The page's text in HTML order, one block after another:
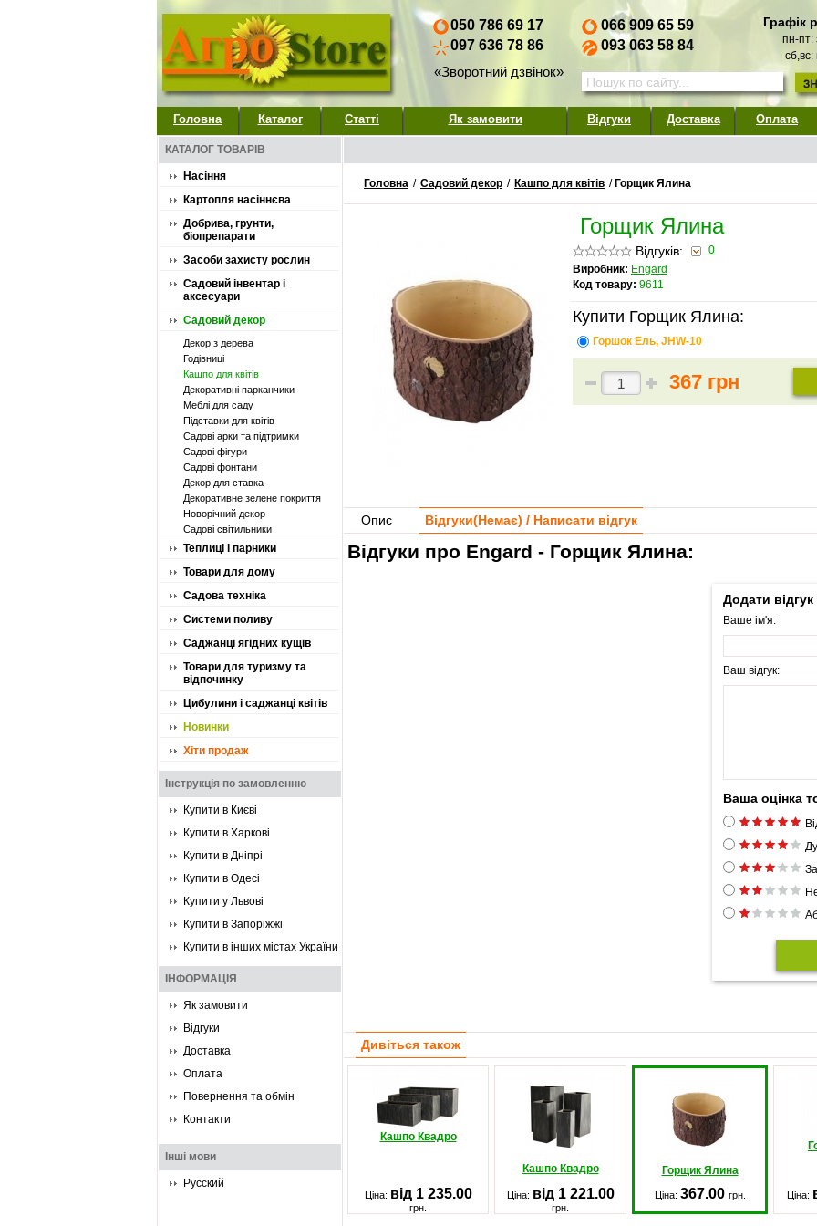
050 786 69 17
097 636 78 86
«Зворотний дзвінок»
066 909 65 59
093 063 58 84
Графік
пн-пт:
сб,вс:
Головна Каталог Статті Як замовити Відгуки Доставка Оплата
КАТАЛОГ ТОВАРІВ
Насіння
Картопля насіннєва
Добрива, грунти,
біопрепарати
Засоби захисту рослин
Садовий інвентар і
аксесуари
Садовий декор
Декор з дерева
Годівниці
Кашпо для квітів
Декоративні парканчики
Меблі для саду
Підставки для квітів
Садові арки та підтримки
Садові фігури
Садові фонтани
Декор для ставка
Декоративне зелене покриття
Новорічний декор
Садові світильники
Теплиці і парники
Товари для дому
Садова техніка
Системи поливу
Саджанці ягідних кущів
Товари для туризму та
відпочинку
Цибулини і саджанці квітів
Новинки
Хіти продаж
Інструкція по замовленню
Купити в Києві
Купити в Харкові
Купити в Дніпрі
Купити в Одесі
Купити у Львові
Купити в Запоріжжі
Купити в інших містах України
ІНФОРМАЦІЯ
Як замовити
Відгуки
Доставка
Оплата
Повернення та обмін
Контакти
Інші мови
Русский
Головна / Садовий декор / Кашпо для квітів / Горщик Ялина
Горщик Ялина
Відгуків:
0
Виробник: Engard
Код товару: 9611
Купити Горщик Ялина:
Горшок Ель, JHW-10
367 грн
Опис Відгуки(Немає) / Написати відгук
Відгуки про Engard - Горщик Ялина:
Додати відгук
Ваше ім'я:
Ваш відгук:
Ваша оцінка
Дивіться також
Кашпо Квадро
Кашпо Квадро Горщик Ялина
Ціна: від 1 235.00
грн.
Ціна: від 1 221.00
грн.
Ціна: 367.00 грн. Ціна: